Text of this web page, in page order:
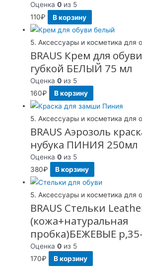
Оценка0 из 5
110₽ В корзину
5. Аксессуары и косметика для
BRAUS Крем для
губкой БЕЛЫЙ 75 мл
Оценка0 из 5
160₽ В корзину
5. Аксессуары и косметика для
BRAUS Аэрозоль
нубука ПИНИЯ 250мл
Оценка0 из 5
380₽ В корзину
5. Аксессуары и косметика для
BRAUS Стельки
(кожа+натуральная
пробка)БЕЖЕВЫЕ
Оценка0 из 5
170₽ В корзину